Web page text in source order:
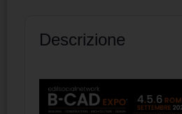
Descrizione